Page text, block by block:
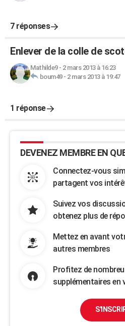
7 réponses
Enlever de la colle de
Mathilde9- 2 mars 2013 à 16:23
boum49- 2 mars 2013 à 19:47
1 réponse
DEVENEZ MEMBRE EN
Connectez-vous
partagent vos
Suivez vos
obtenez plus de
Mettez en avant
autres membres
Profitez de
supplémentaires en